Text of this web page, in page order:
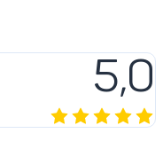
5,0